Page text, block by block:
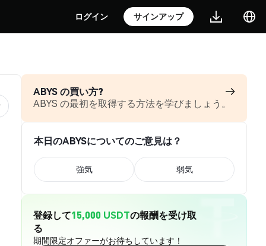
ログイン サインアップ
ABYS の買い方?
ABYS の最初を取得する方法を学びましょう。
本日のABYSについてのご意見は？
強気 弱気
登録して15,000 USDTの報酬を受け取
る
期間限定オファーがお待ちしています！